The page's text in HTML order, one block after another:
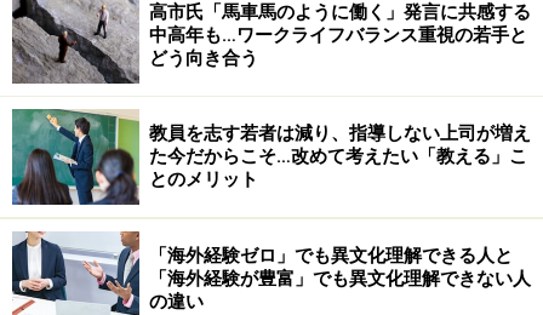
【編集部おすすめの購入サイト】
Amazonで転職関連の書籍をチェック！
楽天市場で転職関連の書籍をチェック！
高市氏「馬車馬のように働く」発言に共感する
中高年も…ワークライフバランス重視の若手と
どう向き合う
教員を志す若者は減り、指導しない上司が増え
た今だからこそ…改めて考えたい「教える」こ
とのメリット
「海外経験ゼロ」でも異文化理解できる人と
「海外経験が豊富」でも異文化理解できない人
の違い